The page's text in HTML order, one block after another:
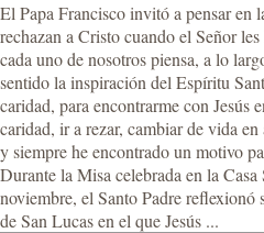
El Papa Francisco invitó a pensar en
rechazan a Cristo cuando el Señor
cada uno de nosotros piensa, a lo
sentido la inspiración del Espíritu
caridad, para encontrarme con Jesús
caridad, ir a rezar, cambiar de vida
y siempre he encontrado un motivo
Durante la Misa celebrada en la Casa
noviembre, el Santo Padre
de San Lucas en el que Jesús ...